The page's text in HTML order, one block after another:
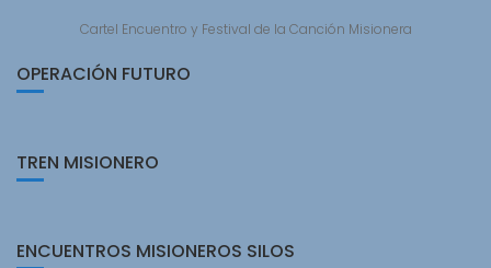
Cartel Encuentro y Festival de la Canción Misionera
OPERACIÓN FUTURO
TREN MISIONERO
ENCUENTROS MISIONEROS SILOS